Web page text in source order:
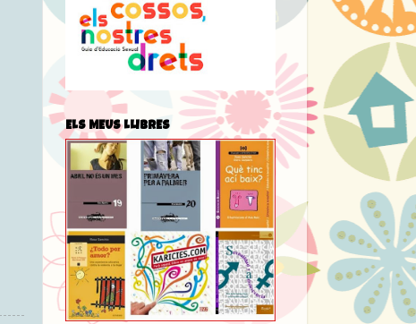
ELS MEUS LLIBRES